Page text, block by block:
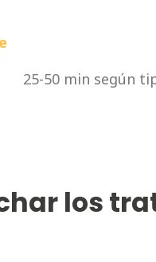
25-50 min según
los